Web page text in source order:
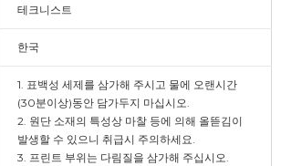
테크니스트
한국
1. 표백성 세제를 삼가해 주시고 물에 오랜시간
(30분이상)동안 담가두지 마십시오.
2. 원단 소재의 특성상 마찰 등에 의해 올뜯김이
발생할 수 있으니 취급시 주의하세요.
3. 프린트 부위는 다림질을 삼가해 주십시오.